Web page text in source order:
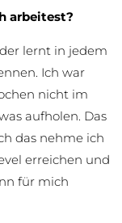
arbeitest?
lernt in jedem
Ich war
nicht im
aufholen. Das
das nehme ich
erreichen und
für mich